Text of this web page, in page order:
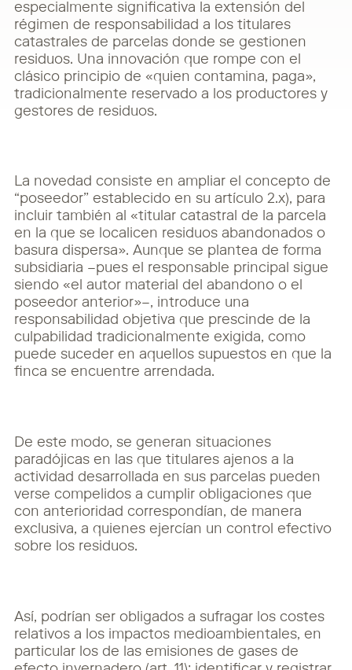
especialmente significativa la extensión del
régimen de responsabilidad a los titulares
catastrales de parcelas donde se gestionen
residuos. Una innovación que rompe con el
clásico principio de «quien contamina, paga»,
tradicionalmente reservado a los productores y
gestores de residuos.
La novedad consiste en ampliar el concepto de
“poseedor” establecido en su artículo 2.x), para
incluir también al «titular catastral de la parcela
en la que se localicen residuos abandonados o
basura dispersa». Aunque se plantea de forma
subsidiaria –pues el responsable principal sigue
siendo «el autor material del abandono o el
poseedor anterior»–, introduce una
responsabilidad objetiva que prescinde de la
culpabilidad tradicionalmente exigida, como
puede suceder en aquellos supuestos en que la
finca se encuentre arrendada.
De este modo, se generan situaciones
paradójicas en las que titulares ajenos a la
actividad desarrollada en sus parcelas pueden
verse compelidos a cumplir obligaciones que
con anterioridad correspondían, de manera
exclusiva, a quienes ejercían un control efectivo
sobre los residuos.
Así, podrían ser obligados a sufragar los costes
relativos a los impactos medioambientales, en
particular los de las emisiones de gases de